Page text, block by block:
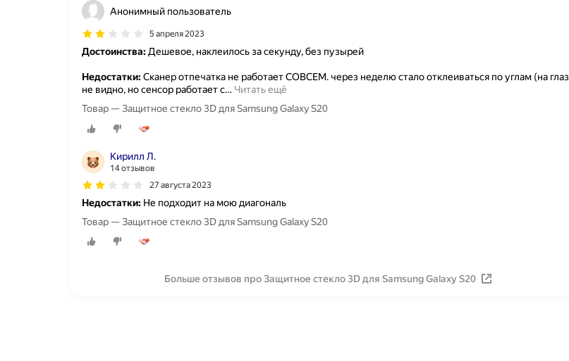
Анонимный пользователь
5 апреля 2023
Достоинства:Дешевое, наклеилось за секунду, без пузырей
Недостатки:Сканер отпечатка не работает СОВСЕМ. через неделю стало отклеиваться по углам (на глаз
не видно, но сенсор работает с… Читать ещё
Товар — Защитное стекло 3D для Samsung Galaxy S20
Кирилл Л.
14 отзывов
27 августа 2023
Недостатки: Не подходит на мою диагональ
Товар — Защитное стекло 3D для Samsung Galaxy S20
Больше отзывов про Защитное стекло 3D для Samsung Galaxy S20